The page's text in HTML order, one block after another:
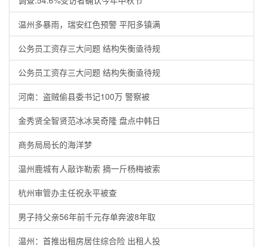
温州多暴雨，瑞安红色预警 平阳多镇满
公务员工资存三大问题 结构失衡亟待规
公务员工资存三大问题 结构失衡亟待规
河南：盗贼偷县委书记100万 警察被
金秀贤全智贤范冰冰吴奇隆 盘点中韩日
商务局局长的海洋梦
温州鹿城有人敲诈勒索 摘一斤杨梅被索
杭州审管办主任祝永平被查
男子持父亲56年前千元存单奔波8年取
温州：首推出租房居住综合险 出租人投